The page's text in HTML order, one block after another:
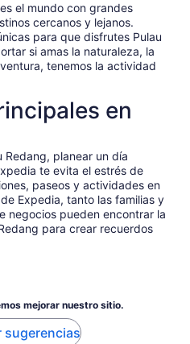
el mundo con grandes
cercanos y lejanos.
para que disfrutes Pulau
si amas la naturaleza, la
tenemos la actividad
en
Redang, planear un día
te evita el estrés de
paseos y actividades en
Expedia, tanto las familias y
negocios pueden encontrar la
para crear recuerdos
mejorar nuestro sitio.
sugerencias